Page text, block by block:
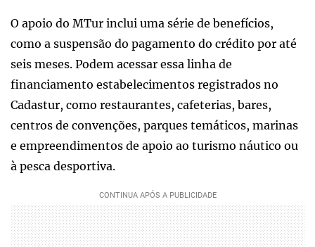
O apoio do MTur inclui uma série de benefícios,
como a suspensão do pagamento do crédito por até
seis meses. Podem acessar essa linha de
financiamento estabelecimentos registrados no
Cadastur, como restaurantes, cafeterias, bares,
centros de convenções, parques temáticos, marinas
e empreendimentos de apoio ao turismo náutico ou
à pesca desportiva.